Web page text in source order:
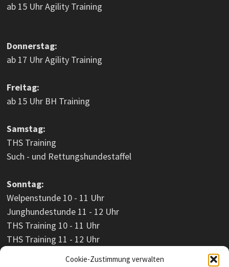
Cookie-Zustimmung verwalten
ab 15 Uhr Agility Training
Donnerstag:
ab 17 Uhr Agility Training
Freitag:
ab 15 Uhr BH Training
Samstag:
THS Training
Such - und Rettungshundestaffel
Sonntag:
Welpenstunde 10 - 11 Uhr
Junghundestunde 11 - 12 Uhr
THS Training 10 - 11 Uhr
THS Training 11 - 12 Uhr